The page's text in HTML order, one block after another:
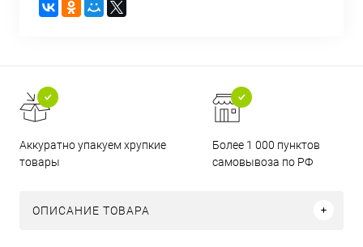
Аккуратно упакуем хрупкие
товары
Более 1 000 пунктов
самовывоза по РФ
ОПИСАНИЕ ТОВАРА